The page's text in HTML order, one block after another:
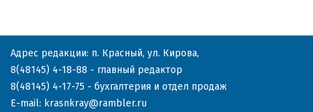
Адрес редакции: п. Красный, ул. Кирова,
8(48145) 4-18-88 - главный редактор
8(48145) 4-17-75 - бухгалтерия и отдел продаж
E-mail: krasnkray@rambler.ru